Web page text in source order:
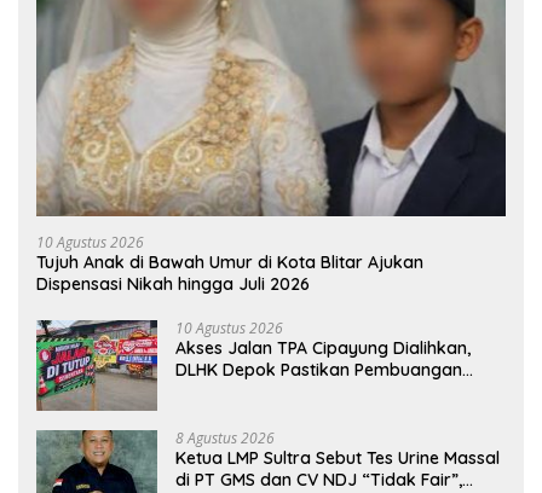
10 Agustus 2026
Tujuh Anak di Bawah Umur di Kota Blitar Ajukan
Dispensasi Nikah hingga Juli 2026
10 Agustus 2026
Akses Jalan TPA Cipayung Dialihkan,
DLHK Depok Pastikan Pembuangan
8 Agustus 2026
Ketua LMP Sultra Sebut Tes Urine Massal
di PT GMS dan CV NDJ “Tidak Fair”,